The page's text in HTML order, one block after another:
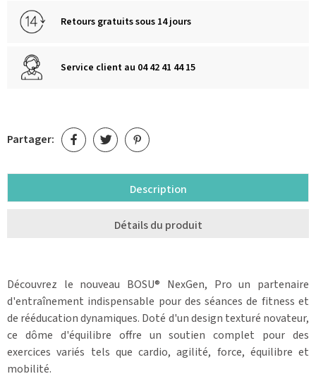
Retours gratuits sous 14 jours
Service client au 04 42 41 44 15
Partager:
Description
Détails du produit
Découvrez le nouveau BOSU® NexGen, Pro un partenaire
d'entraînement indispensable pour des séances de fitness et
de rééducation dynamiques. Doté d'un design texturé novateur,
ce dôme d'équilibre offre un soutien complet pour des
exercices variés tels que cardio, agilité, force, équilibre et
mobilité.